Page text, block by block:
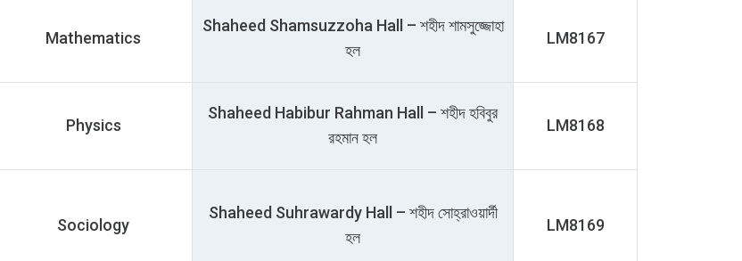
Mathematics
Shaheed Shamsuzzoha Hall – শহীদ শামসুজ্জোহা
হল
LM8167
Physics
Shaheed Habibur Rahman Hall – শহীদ হবিবুর
রহমান হল
LM8168
Sociology
Shaheed Suhrawardy Hall – শহীদ সোহ্‌রাওয়ার্দী
হল
LM8169